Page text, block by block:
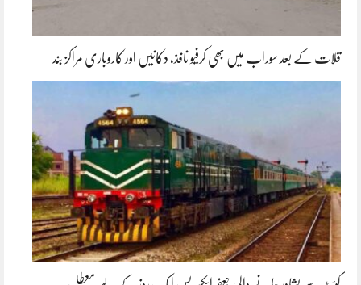
قلات کے بعد سوراب میں بھی کرفیو نافذ، دکانیں اور کاروباری مراکز بند